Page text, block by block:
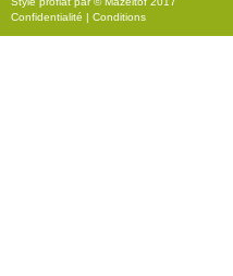
Confidentialité | Conditions